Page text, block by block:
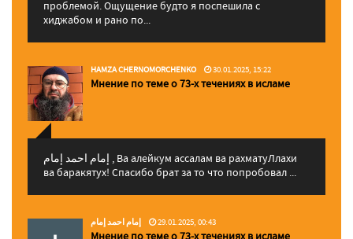
проблемой. Ощущение будто я поспешила с
хиджабом и рано по...
HAMZA CHERNOMORCHENKO 30.01.2025, 15:22
Мнение по теме о 73-х течениях в исламе
إمام احمد إمام , Ва алейкум ассалам ва рахматуЛлахи
ва баракятух! Спасибо брат за то что попробовал ...
إمام احمد إمام 29.01.2025, 00:43
Мнение по теме о 73-х течениях в исламе